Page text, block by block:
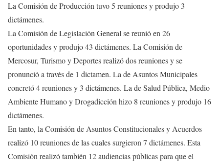
La Comisión de Producción tuvo 5 reuniones y produjo 3
dictámenes.
La Comisión de Legislación General se reunió en 26
oportunidades y produjo 43 dictámenes. La Comisión de
Mercosur, Turismo y Deportes realizó dos reuniones y se
pronunció a través de 1 dictamen. La de Asuntos Municipales
concretó 4 reuniones y 3 dictámenes. La de Salud Pública, Medio
Ambiente Humano y Drogadicción hizo 8 reuniones y produjo 16
dictámenes.
En tanto, la Comisión de Asuntos Constitucionales y Acuerdos
realizó 10 reuniones de las cuales surgieron 7 dictámenes. Esta
Comisión realizó también 12 audiencias públicas para que el